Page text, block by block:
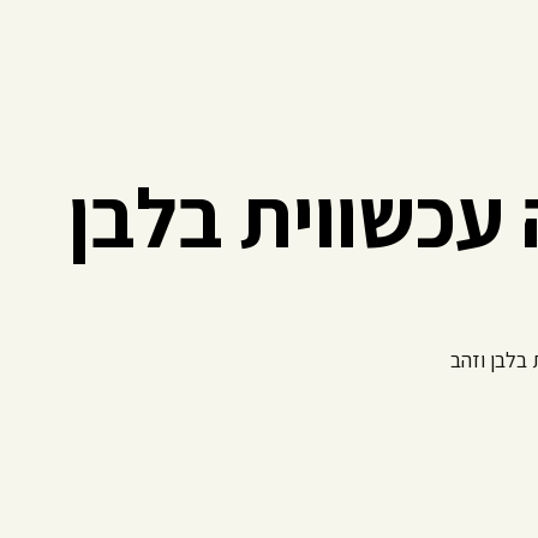
בלבן
בלבן וזהב